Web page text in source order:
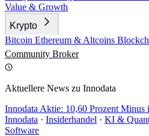
Value & Growth
Krypto
Bitcoin Ethereum & Altcoins
Community Broker
Aktuellere News zu Innodata
Innodata Aktie: 10,60 Prozent
Innodata · Insiderhandel · KI &
Software